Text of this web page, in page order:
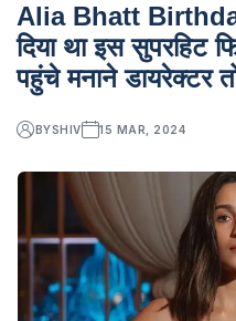
Alia Bhatt
दिया था इस सुपरहिट
पहुंचे मनाने डायरेक्टर
BYSHIV 15 MAR, 2024